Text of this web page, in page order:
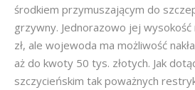
środkiem przymuszającym do
grzywny. Jednorazowo jej
zł, ale wojewoda ma możliwość
aż do kwoty 50 tys. złotych. Jak
szczycieńskim tak poważnych